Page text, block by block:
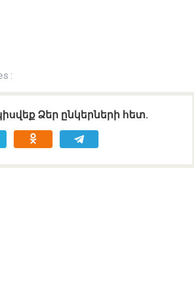
:
Ձեր ընկերների հետ.